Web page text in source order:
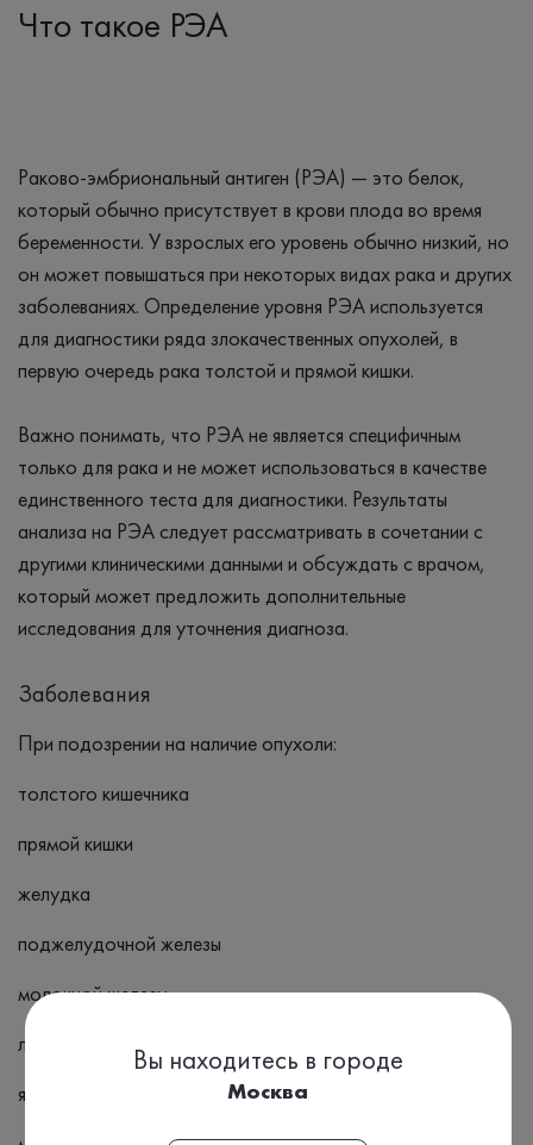
Что такое РЭА
Раково-эмбриональный антиген (РЭА) — это белок,
который обычно присутствует в крови плода во время
беременности. У взрослых его уровень обычно низкий, но
он может повышаться при некоторых видах рака и других
заболеваниях. Определение уровня РЭА используется
для диагностики ряда злокачественных опухолей, в
первую очередь рака толстой и прямой кишки.
Важно понимать, что РЭА не является специфичным
только для рака и не может использоваться в качестве
единственного теста для диагностики. Результаты
анализа на РЭА следует рассматривать в сочетании с
другими клиническими данными и обсуждать с врачом,
который может предложить дополнительные
исследования для уточнения диагноза.
Заболевания
При подозрении на наличие опухоли:
толстого кишечника
прямой кишки
желудка
поджелудочной железы
молочной железы
легких
яичников
Вы находитесь в городе
Москва